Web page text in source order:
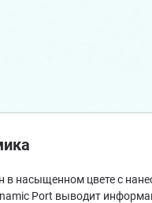
в насыщенном цвете с
Port выводит